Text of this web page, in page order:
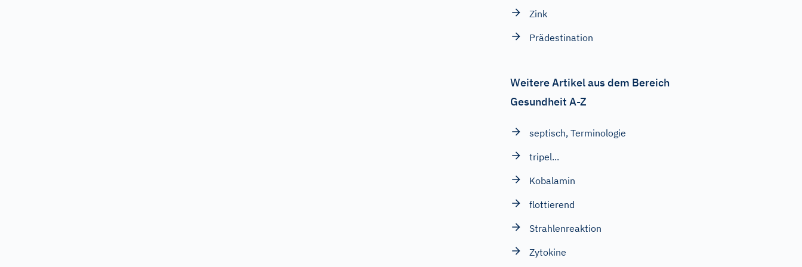
Zink
Prädestination
Weitere Artikel aus dem Bereich
Gesundheit A-Z
septisch, Terminologie
tripel...
Kobalamin
flottierend
Strahlenreaktion
Zytokine